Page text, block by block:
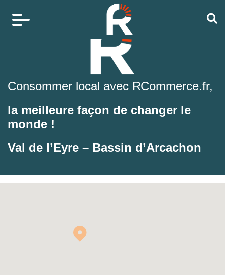
Consommer local avec RCommerce.fr,
la meilleure façon de changer le
monde !
Val de l’Eyre – Bassin d’Arcachon